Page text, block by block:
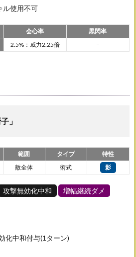
ル使用不可
会心率
黒閃率
2.5%：威力2.25倍 –
」
範囲 タイプ
特性
敵全体 術式 影
攻撃無効化中和
増幅継続ダメ
化中和付与(1ターン)